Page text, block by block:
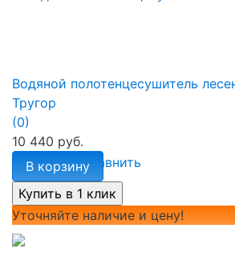
избранное сравнить
Водяной полотенцесушитель
Тругор
(0)
10 440 руб.
В корзину
Уточняйте наличие и цену!